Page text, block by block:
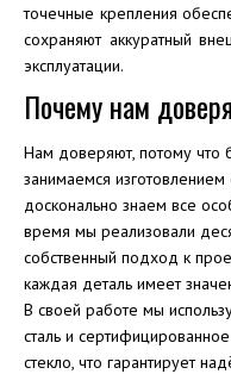
точечные крепления
сохраняют аккуратный
эксплуатации.
Почему нам
Нам доверяют, потому что
занимаемся
досконально знаем все
время мы реализовали
собственный подход к
каждая деталь имеет
В своей работе мы
сталь и
стекло, что гарантирует